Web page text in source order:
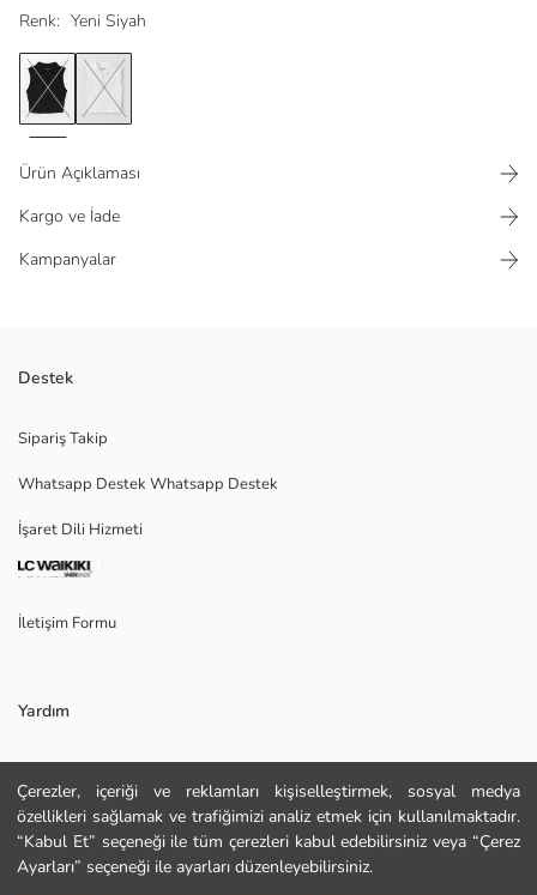
Çerezler, içeriği ve reklamları kişiselleştirmek, sosyal medya
özellikleri sağlamak ve trafiğimizi analiz etmek için kullanılmaktadır.
“Kabul Et” seçeneği ile tüm çerezleri kabul edebilirsiniz veya “Çerez
Ayarları” seçeneği ile ayarları düzenleyebilirsiniz.
Renk: Yeni Siyah
Ürün Açıklaması
Kargo ve İade
Kampanyalar
Polo yaka, kolsuz kadın crop atlet, %100 pamuklu penye kumaştan
Menşei:
Satıcı:
Marka:
Kalıp:
Uzunluk:
Destek
Sipariş Takip
Whatsapp Destek Whatsapp Destek
İşaret Dili Hizmeti
İletişim Formu
Yardım
İade
Site Haritası